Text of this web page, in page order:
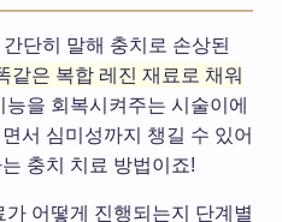
단히 말해 충치로 손상된
같은 복합 레진 재료로 채워
을 회복시켜주는 시술이에
서 심미성까지 챙길 수 있어
충치 치료 방법이죠!
어떻게 진행되는지 단계별